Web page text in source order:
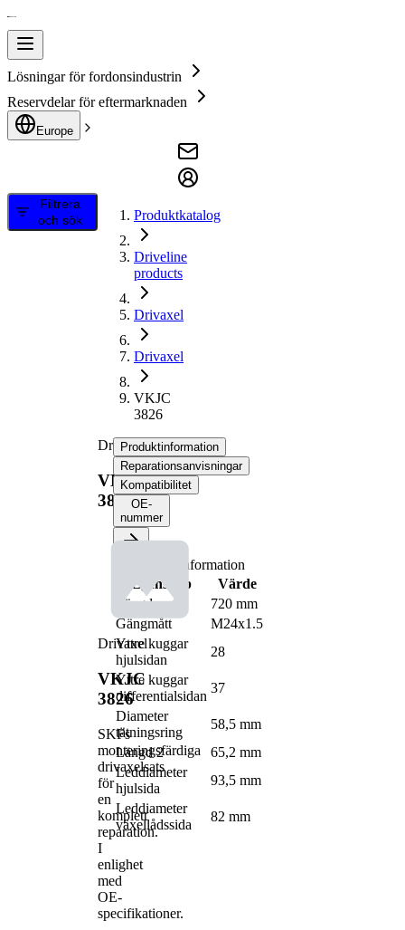
Lösningar för fordonsindustrin
Reservdelar för eftermarknaden
Europe
Filtrera
och sök
Produktkatalog
Driveline
products
Drivaxel
Drivaxel
VKJC
3826
Drivaxel
VKJC
3826
Drivaxel
VKJC
3826
SKFs
monteringsfärdiga
drivaxelsats
för
en
komplett
reparation.
I
enlighet
med
OE-
specifikationer.
Produktinformation
Reparationsanvisningar
Kompatibilitet
OE-
nummer
Produktinformation
Egenskap
Värde
Längd
720 mm
Gängmått
M24x1.5
Yttre kuggar
hjulsidan
28
Yttre kuggar
differentialsidan
37
Diameter
tätningsring
58,5 mm
Längd 2
65,2 mm
Leddiameter
hjulsida
93,5 mm
Leddiameter
växellådssida
82 mm